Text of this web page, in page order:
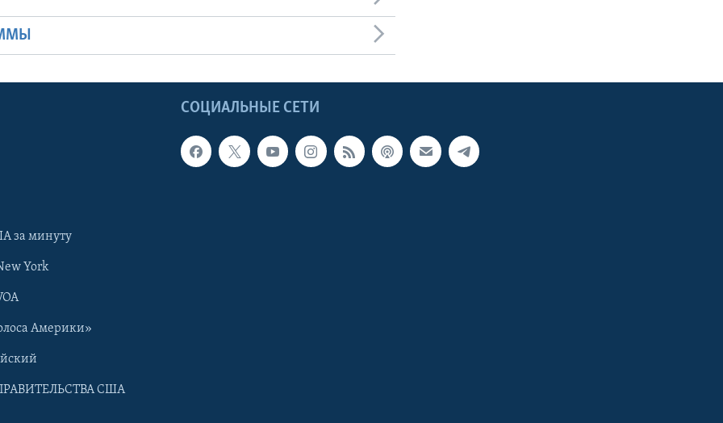
СОЦИАЛЬНЫЕ СЕТИ
за минуту
York
Америки»
США